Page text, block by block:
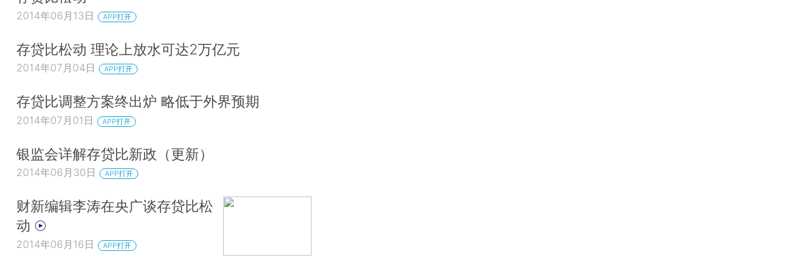
2014年06月13日 APP打开
存贷比松动 理论上放水可达2万亿元
2014年07月04日 APP打开
存贷比调整方案终出炉 略低于外界预期
2014年07月01日 APP打开
银监会详解存贷比新政（更新）
2014年06月30日 APP打开
财新编辑李涛在央广谈存贷比松
动
2014年06月16日 APP打开